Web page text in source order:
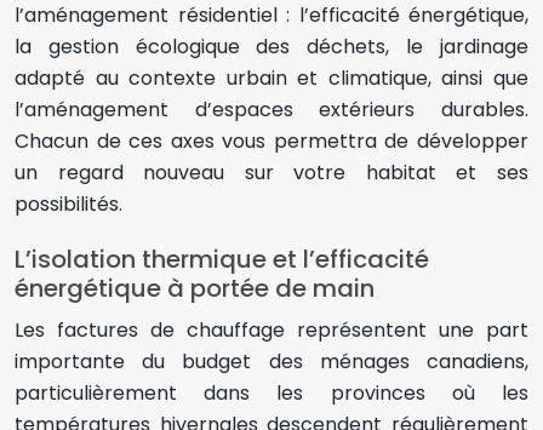
l’aménagement résidentiel : l’efficacité énergétique,
la gestion écologique des déchets, le jardinage
adapté au contexte urbain et climatique, ainsi que
l’aménagement d’espaces extérieurs durables.
Chacun de ces axes vous permettra de développer
un regard nouveau sur votre habitat et ses
possibilités.
L’isolation thermique et l’efficacité
énergétique à portée de main
Les factures de chauffage représentent une part
importante du budget des ménages canadiens,
particulièrement dans les provinces où les